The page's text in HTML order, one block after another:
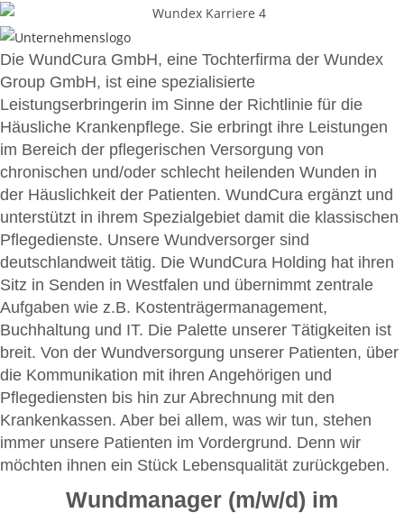
Die WundCura GmbH, eine Tochterfirma der Wundex
Group GmbH, ist eine spezialisierte
Leistungserbringerin im Sinne der Richtlinie für die
Häusliche Krankenpflege. Sie erbringt ihre Leistungen
im Bereich der pflegerischen Versorgung von
chronischen und/oder schlecht heilenden Wunden in
der Häuslichkeit der Patienten. WundCura ergänzt und
unterstützt in ihrem Spezialgebiet damit die klassischen
Pflegedienste. Unsere Wundversorger sind
deutschlandweit tätig. Die WundCura Holding hat ihren
Sitz in Senden in Westfalen und übernimmt zentrale
Aufgaben wie z.B. Kostenträgermanagement,
Buchhaltung und IT. Die Palette unserer Tätigkeiten ist
breit. Von der Wundversorgung unserer Patienten, über
die Kommunikation mit ihren Angehörigen und
Pflegediensten bis hin zur Abrechnung mit den
Krankenkassen. Aber bei allem, was wir tun, stehen
immer unsere Patienten im Vordergrund. Denn wir
möchten ihnen ein Stück Lebensqualität zurückgeben.
Wundmanager (m/w/d) im